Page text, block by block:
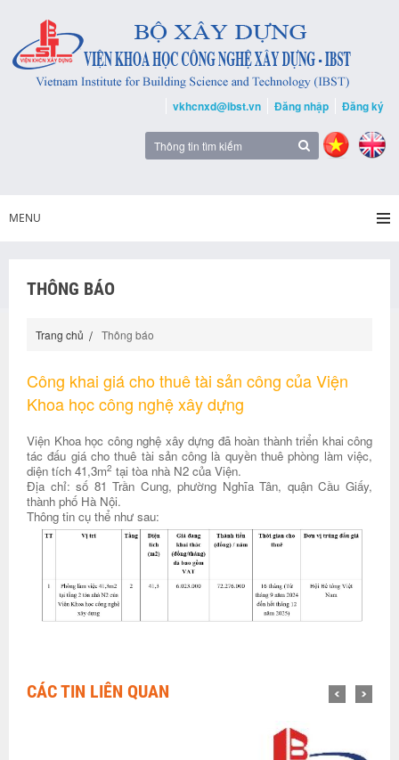
vkhcnxd@ibst.vn Đăng nhập Đăng ký
MENU
THÔNG BÁO
Trang chủ Thông báo
Công khai giá cho thuê tài sản công của Viện
Khoa học công nghệ xây dựng
Viện Khoa học công nghệ xây dựng đã hoàn thành triển khai công
tác đấu giá cho thuê tài sản công là quyền thuê phòng làm việc,
diện tích 41,3m2 tại tòa nhà N2 của Viện.
Địa chỉ: số 81 Trần Cung, phường Nghĩa Tân, quận Cầu Giấy,
thành phố Hà Nội.
Thông tin cụ thể như sau:
CÁC TIN LIÊN QUAN